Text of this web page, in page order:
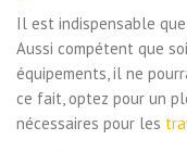
Il est indispensable
Aussi compétent que
équipements, il ne
ce fait, optez pour un
nécessaires pour les